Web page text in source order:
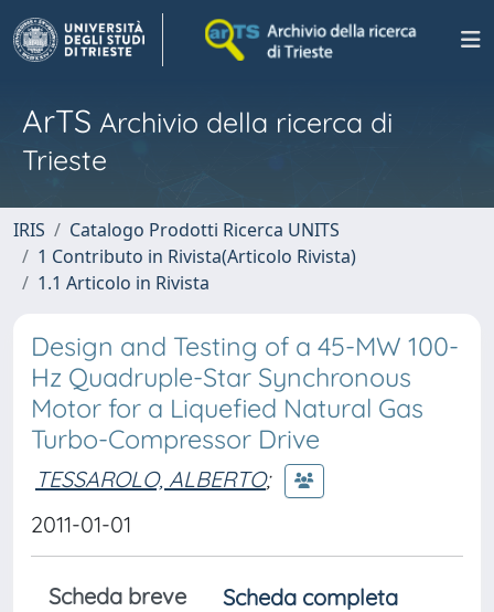
ArTS Archivio della ricerca di
Trieste
IRIS
Catalogo Prodotti Ricerca UNITS
1 Contributo in Rivista(Articolo Rivista)
1.1 Articolo in Rivista
Design and Testing of a 45-MW 100-
Hz Quadruple-Star Synchronous
Motor for a Liquefied Natural Gas
Turbo-Compressor Drive
TESSAROLO, ALBERTO;
2011-01-01
Scheda breve Scheda completa